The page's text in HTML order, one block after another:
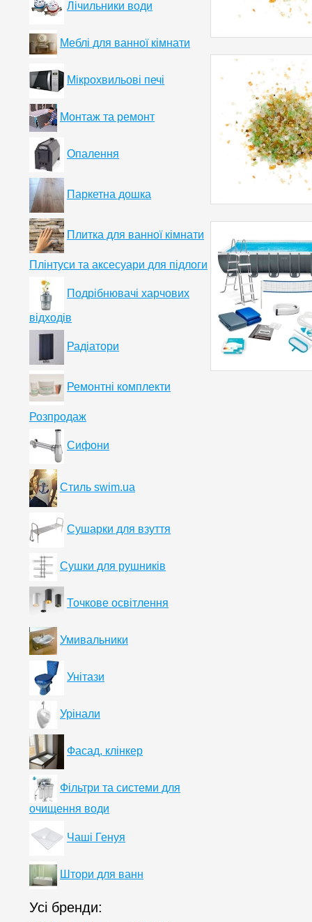
Лічильники води
Меблі для ванної кімнати
Мікрохвильові печі
Монтаж та ремонт
Опалення
Паркетна дошка
Плитка для ванної кімнати
Плінтуси та аксесуари для підлоги
Подрібнювачі харчових
відходів
Радіатори
Ремонтні комплекти
Розпродаж
Сифони
Стиль swim.ua
Сушарки для взуття
Сушки для рушників
Точкове освітлення
Умивальники
Унітази
Урінали
Фасад, клінкер
Фільтри та системи для
очищення води
Чаші Генуя
Штори для ванн
Усі бренди: